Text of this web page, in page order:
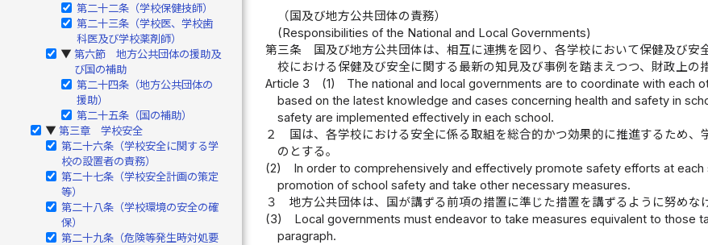
第二十二条（学校保健技師）
第二十三条（学校医、学校歯
科医及び学校薬剤師）
▶ 第六節 地方公共団体の援助及
び国の補助
第二十四条（地方公共団体の
援助）
第二十五条（国の補助）
▶ 第三章 学校安全
第二十六条（学校安全に関する学
校の設置者の責務）
第二十七条（学校安全計画の策定
等）
第二十八条（学校環境の安全の確
保）
第二十九条（危険等発生時対処要
（国及び地方公共団体の責務）
(Responsibilities of the National and Local Governments)
第三条
国及び地方公共団体は、相互に連携を図り、各学校において保健及び
校における保健及び安全に関する最新の知見及び事例を踏まえつつ、財政上の
Article 3
(1)
The national and local governments are to coordinate with each
based on the latest knowledge and cases concerning health and safety in
safety are implemented effectively in each school.
２
国は、各学校における安全に係る取組を総合的かつ効果的に推進するため
のとする。
(2)
In order to comprehensively and effectively promote safety efforts at
promotion of school safety and take other necessary measures.
３
地方公共団体は、国が講ずる前項の措置に準じた措置を講ずるように努めな
(3)
Local governments must endeavor to take measures equivalent to those
paragraph.